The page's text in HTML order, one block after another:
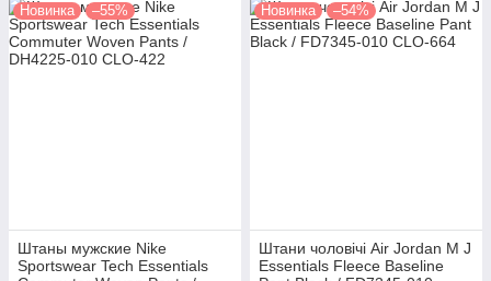
Новинка –55%
Штаны мужские Nike
Sportswear Tech Essentials
Новинка –54%
Штани чоловічі Air Jordan M J
Essentials Fleece Baseline